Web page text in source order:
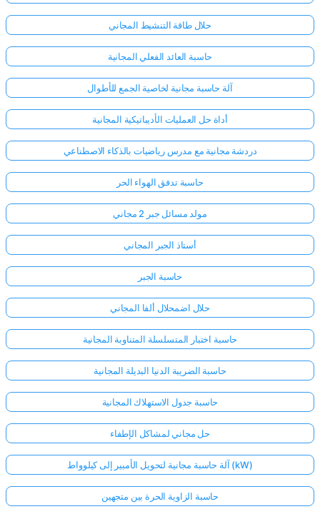
حلال طاقة التنشيط المجاني
حاسبة العائد الفعلي المجانية
آلة حاسبة مجانية لخاصية الجمع للأطوال
أداة حل العمليات الأديباتيكية المجانية
دردشة مجانية مع مدرس رياضيات بالذكاء الاصطناعي
حاسبة تدفق الهواء الحر
مولد مسائل جبر 2 مجاني
أستاذ الجبر المجاني
حاسبة الجبر
حلال اضمحلال ألفا المجاني
حاسبة اختبار المتسلسلة المتناوبة المجانية
حاسبة الضريبة الدنيا البديلة المجانية
حاسبة جدول الاستهلاك المجانية
حل مجاني لمشاكل الإطفاء
آلة حاسبة مجانية لتحويل الأمبير إلى كيلوواط (kW)
حاسبة الزاوية الحرة بين متجهين